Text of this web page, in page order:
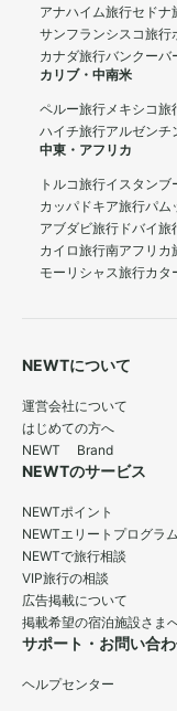
アナハイム旅行セドナ
サンフランシスコ旅行
カナダ旅行バンクーバ
カリブ・中南米
ペルー旅行メキシコ旅
ハイチ旅行アルゼンチ
中東・アフリカ
トルコ旅行イスタンブ
カッパドキア旅行パム
アブダビ旅行 ドバイ旅
カイロ旅行南アフリカ
モーリシャス旅行カタ
NEWTについて
運営会社について
はじめての方へ
NEWT Brand
NEWTのサービス
NEWTポイント
NEWTエリートプログラム
NEWTで旅行相談
VIP旅行の相談
広告掲載について
掲載希望の宿泊施設さま
サポート・お問い合
ヘルプセンター